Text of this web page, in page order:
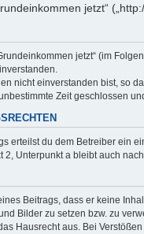
jetzt“
jetzt“ (im
nicht einverstanden bist, so
Zeit geschlossen
erteilst du dem Betreiber ein
2, Unterpunkt a bleibt auch
Beitrags, dass er keine
Bilder zu setzen bzw. zu
Hausrecht aus. Bei